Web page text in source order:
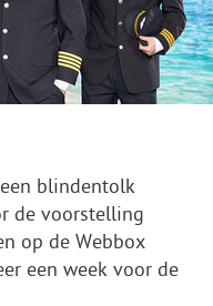
blindentolk
de voorstelling
op de Webbox
een week voor de